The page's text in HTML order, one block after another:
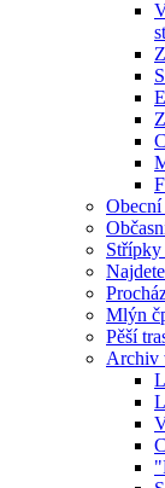
Obecní
Střípky
Mlýn
Pěší
Archiv